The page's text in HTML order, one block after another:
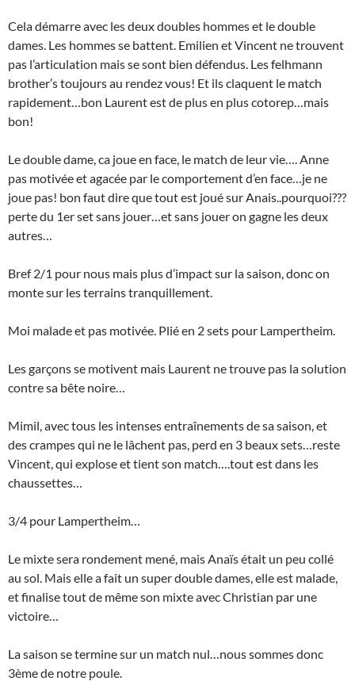
Cela démarre avec les deux doubles hommes et le double
dames. Les hommes se battent. Emilien et Vincent ne trouvent
pas l’articulation mais se sont bien défendus. Les felhmann
brother’s toujours au rendez vous! Et ils claquent le match
rapidement…bon Laurent est de plus en plus cotorep…mais
bon!
Le double dame, ca joue en face, le match de leur vie…. Anne
pas motivée et agacée par le comportement d’en face…je ne
joue pas! bon faut dire que tout est joué sur Anais..pourquoi???
perte du 1er set sans jouer…et sans jouer on gagne les deux
autres…
Bref 2/1 pour nous mais plus d’impact sur la saison, donc on
monte sur les terrains tranquillement.
Moi malade et pas motivée. Plié en 2 sets pour Lampertheim.
Les garçons se motivent mais Laurent ne trouve pas la solution
contre sa bête noire…
Mimil, avec tous les intenses entraînements de sa saison, et
des crampes qui ne le lâchent pas, perd en 3 beaux sets…reste
Vincent, qui explose et tient son match….tout est dans les
chaussettes…
3/4 pour Lampertheim…
Le mixte sera rondement mené, mais Anaïs était un peu collé
au sol. Mais elle a fait un super double dames, elle est malade,
et finalise tout de même son mixte avec Christian par une
victoire…
La saison se termine sur un match nul…nous sommes donc
3ème de notre poule.